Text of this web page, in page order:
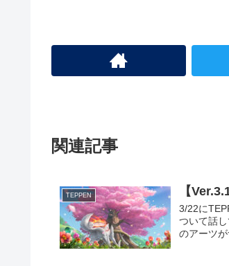
関連記事
TEPPEN 【
3/22に
ついて話
のアーツ